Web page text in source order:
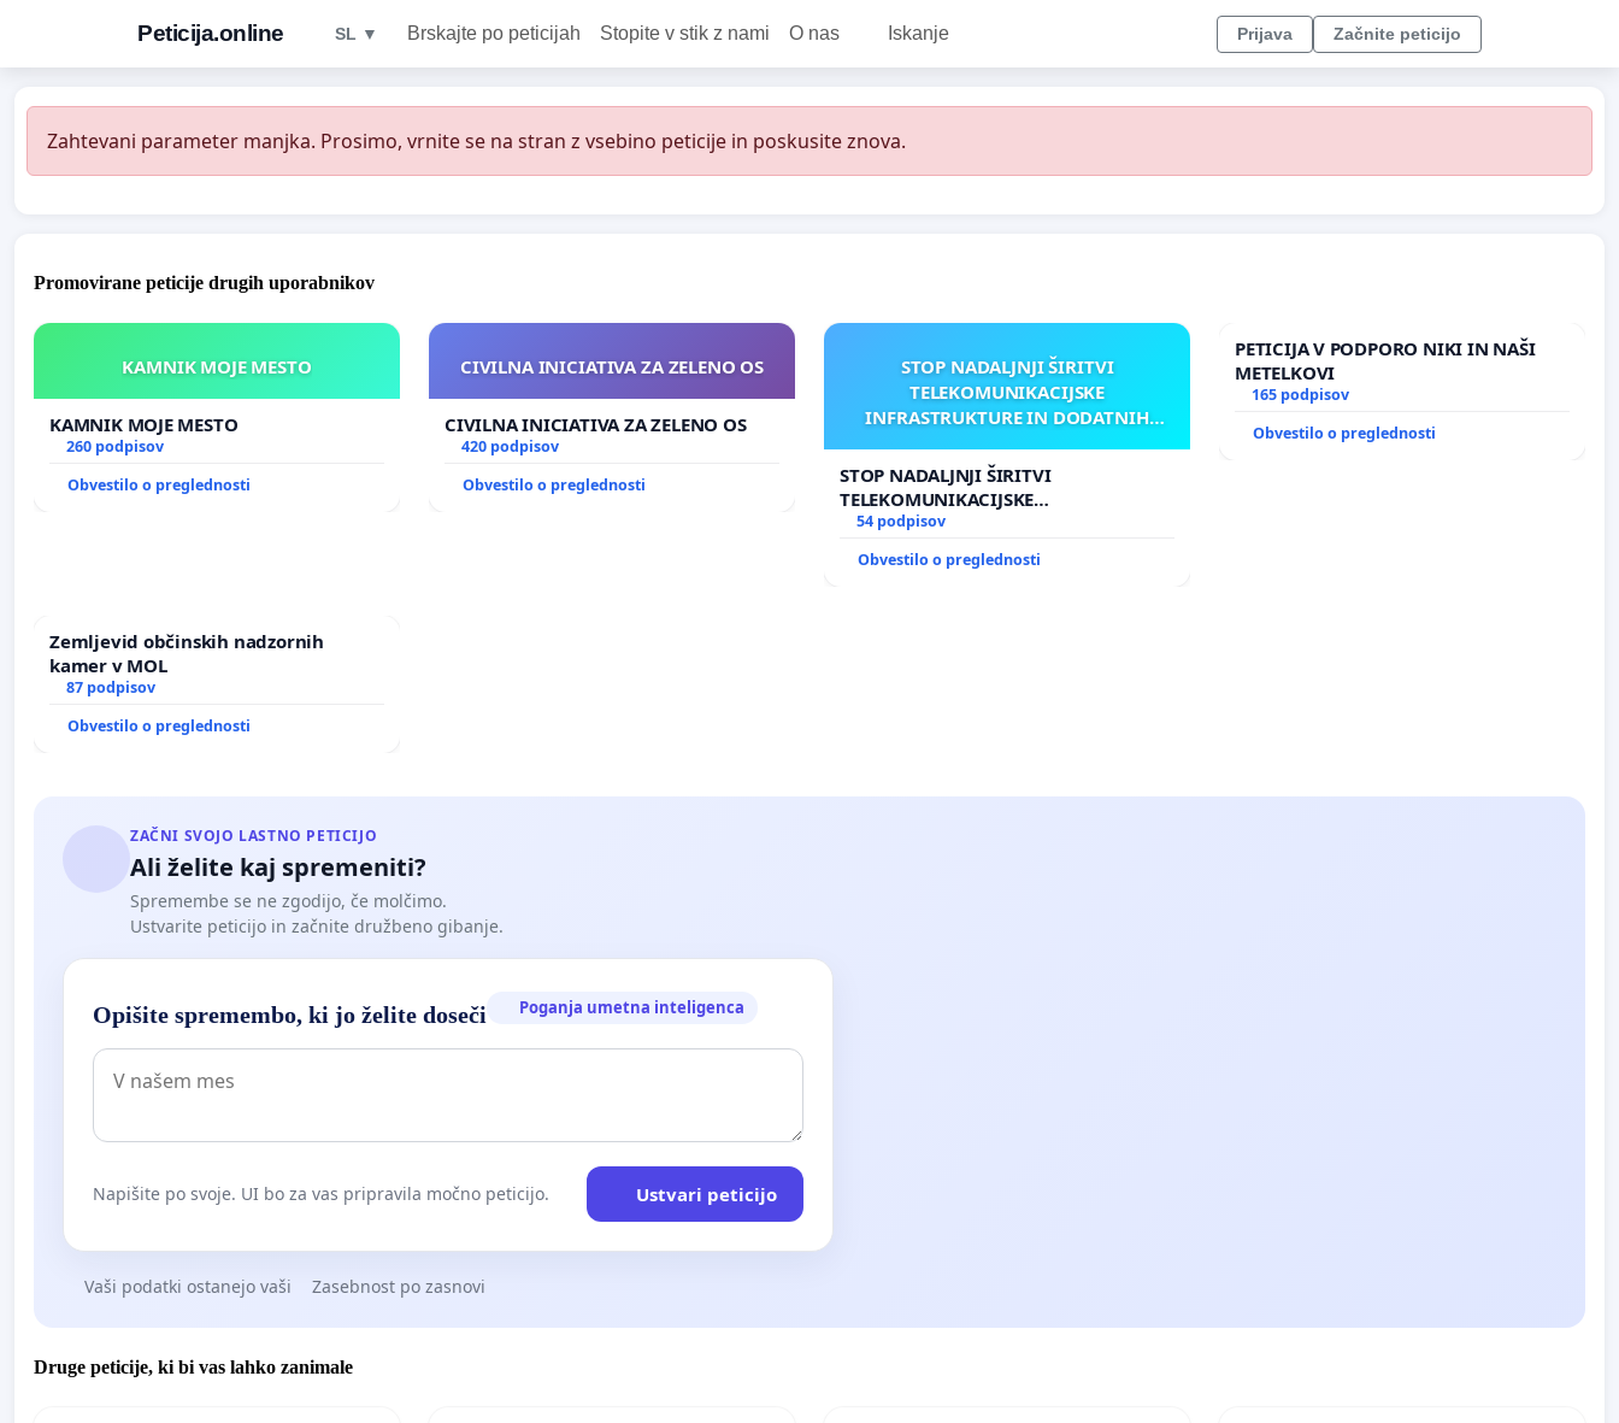
Peticija.online SL ▼ Brskajte po peticijah Stopite v stik z nami O nas Iskanje Prijava Začnite peticijo
Zahtevani parameter manjka. Prosimo, vrnite se na stran z vsebino peticije in poskusite znova.
Promovirane peticije drugih uporabnikov
KAMNIK MOJE MESTO
KAMNIK MOJE MESTO
260 podpisov
Obvestilo o preglednosti
CIVILNA INICIATIVA ZA ZELENO OS
CIVILNA INICIATIVA ZA ZELENO OS
420 podpisov
Obvestilo o preglednosti
STOP NADALJNJI ŠIRITVI
TELEKOMUNIKACIJSKE
INFRASTRUKTURE IN DODATNIH
STOP NADALJNJI ŠIRITVI
TELEKOMUNIKACIJSKE
INFRASTRUKTURE IN DODATNIH
ANTEN V GRADIŠČAKU
54 podpisov
Obvestilo o preglednosti
PETICIJA V PODPORO NIKI IN NAŠI
METELKOVI
165 podpisov
Obvestilo o preglednosti
Zemljevid občinskih nadzornih
kamer v MOL
87 podpisov
Obvestilo o preglednosti
ZAČNI SVOJO LASTNO PETICIJO
Ali želite kaj spremeniti?
Spremembe se ne zgodijo, če molčimo.
Ustvarite peticijo in začnite družbeno gibanje.
Opišite spremembo, ki jo želite doseči Poganja umetna inteligenca
Napišite po svoje. UI bo za vas pripravila močno peticijo. Ustvari peticijo
Vaši podatki ostanejo vaši Zasebnost po zasnovi
Druge peticije, ki bi vas lahko zanimale